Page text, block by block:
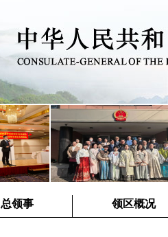
总领事 领区概况